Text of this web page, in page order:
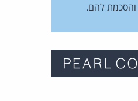
והסכמת להם.